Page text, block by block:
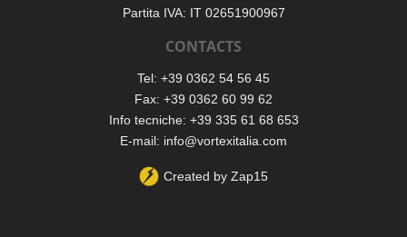
Partita IVA: IT 02651900967
CONTACTS
Tel: +39 0362 54 56 45
Fax: +39 0362 60 99 62
Info tecniche: +39 335 61 68 653
E-mail: info@vortexitalia.com
Created byZap15